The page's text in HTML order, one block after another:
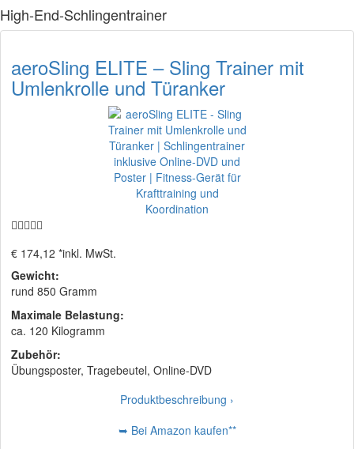
High-End-Schlingentrainer
aeroSling ELITE – Sling Trainer mit
Umlenkrolle und Türanker
€ 174,12 *inkl. MwSt.
Gewicht:
rund 850 Gramm
Maximale Belastung:
ca. 120 Kilogramm
Zubehör:
Übungsposter, Tragebeutel, Online-DVD
Produktbeschreibung ›
➥ Bei Amazon kaufen**